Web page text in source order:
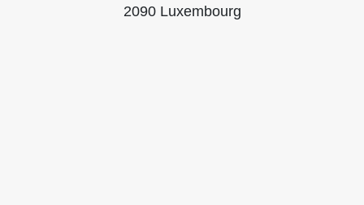
2090 Luxembourg